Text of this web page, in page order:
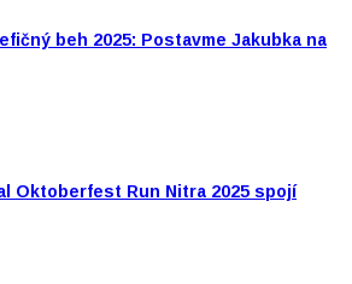
beh 2025: Postavme Jakubka na
Oktoberfest Run Nitra 2025 spojí